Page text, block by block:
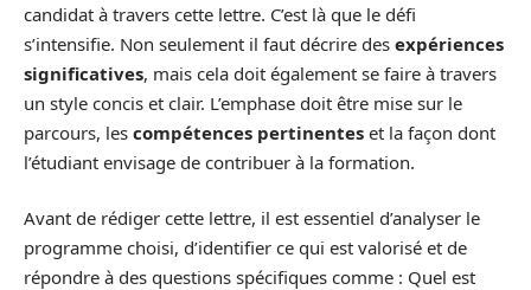
candidat à travers cette lettre. C’est là que le défi
s’intensifie. Non seulement il faut décrire des expériences
significatives, mais cela doit également se faire à travers
un style concis et clair. L’emphase doit être mise sur le
parcours, les compétences pertinentes et la façon dont
l’étudiant envisage de contribuer à la formation.
Avant de rédiger cette lettre, il est essentiel d’analyser le
programme choisi, d’identifier ce qui est valorisé et de
répondre à des questions spécifiques comme : Quel est